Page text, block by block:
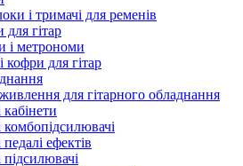
і тримачі для ременів
гітар
і метрономи
кофри для гітар
для гітарного обладнання
кабінети
комбопідсилювачі
педалі ефектів
підсилювачі